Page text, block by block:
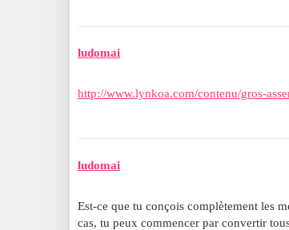
ludomai
http://www.lynkoa.com/contenu/gros-
ludomai
Est-ce que tu conçois complètement les
cas, tu peux commencer par convertir